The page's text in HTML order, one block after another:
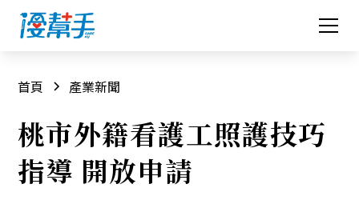
首頁 產業新聞
桃市外籍看護工照護技巧
指導 開放申請